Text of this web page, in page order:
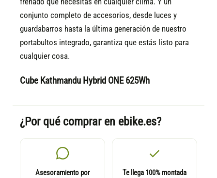
conjunto completo de accesorios, desde luces y
guardabarros hasta la última generación de nuestro
portabultos integrado, garantiza que estás listo para
cualquier cosa.
Cube Kathmandu Hybrid ONE 625Wh
¿Por qué comprar en ebike.es?
Asesoramiento por
Te llega 100% montada